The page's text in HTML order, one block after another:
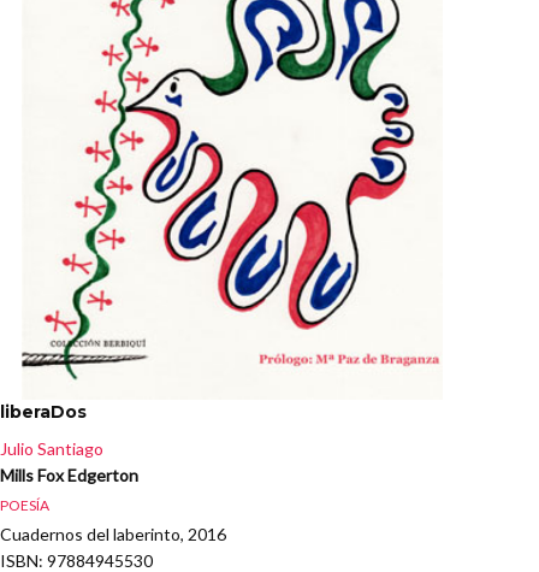
liberaDos
Julio Santiago
Mills Fox Edgerton
POESÍA
Cuadernos del laberinto, 2016
ISBN: 97884945530